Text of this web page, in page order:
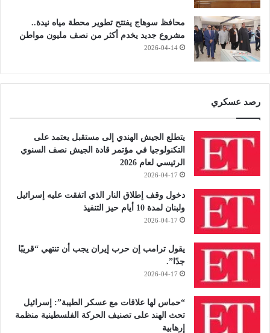
محافظ سوهاج يفتتح تطوير محطة مياه نيدة..
مشروع جديد يخدم أكثر من نصف مليون مواطن
2026-04-14
رصد عسكري
يتطلع الجيش الهندي إلى مستقبل يعتمد على
التكنولوجيا في مؤتمر قادة الجيش نصف السنوي
الرئيسي لعام 2026
2026-04-17
دخول وقف إطلاق النار الذي اتفقت عليه إسرائيل
ولبنان لمدة 10 أيام حيز التنفيذ
2026-04-17
يقول ترامب إن حرب إيران يجب أن تنتهي “قريبًا
جدًا”.
2026-04-17
“حماس لها علاقات مع عسكر الطيبة”: إسرائيل
تحث الهند على تصنيف الحركة الفلسطينية منظمة
إرهابية